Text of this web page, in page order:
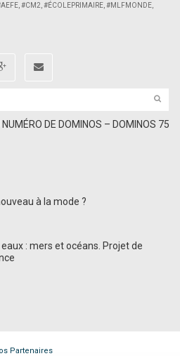
#CM2 #ÉCOLEPRIMAIRE #MLFMONDE
DE DOMINOS – DOMINOS 75
à la mode ?
: mers et océans. Projet de
Partenaires